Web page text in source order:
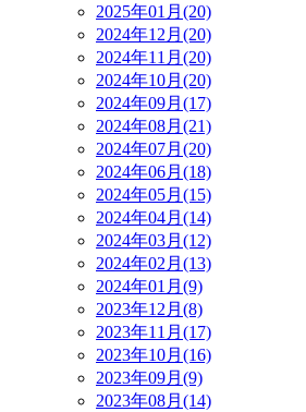
2025年01月(20)
2024年12月(20)
2024年11月(20)
2024年10月(20)
2024年09月(17)
2024年08月(21)
2024年07月(20)
2024年06月(18)
2024年05月(15)
2024年04月(14)
2024年03月(12)
2024年02月(13)
2024年01月(9)
2023年12月(8)
2023年11月(17)
2023年10月(16)
2023年09月(9)
2023年08月(14)